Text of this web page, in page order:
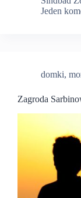
Jeden
domki,
Zagroda